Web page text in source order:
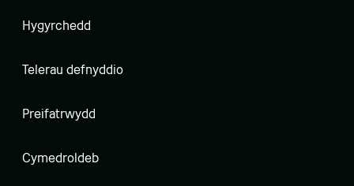
Hygyrchedd
Telerau defnyddio
Preifatrwydd
Cymedroldeb